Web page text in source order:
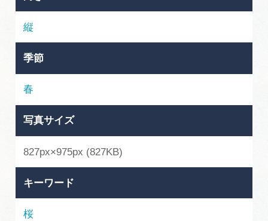
お問い合わせ
運営組織
広告掲載
サイトポリシー
縦
季節
春
写真サイズ
827px×975px (827KB)
キーワード
桜